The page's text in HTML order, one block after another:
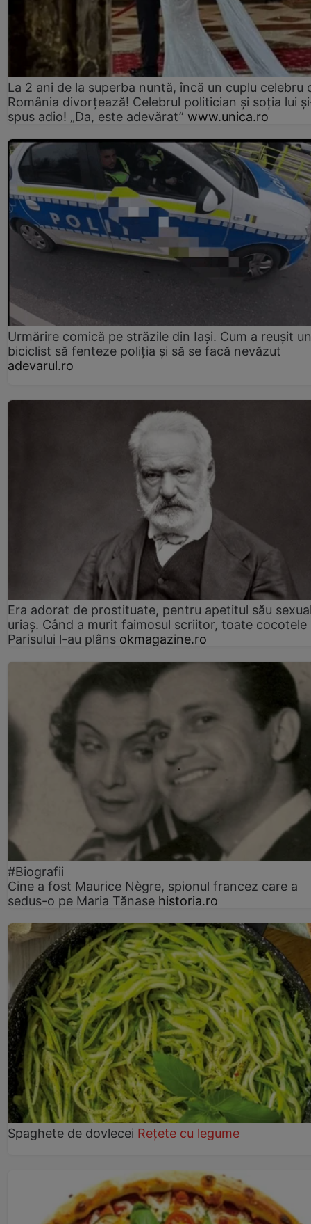
La 2 ani de la superba nuntă, încă un cuplu celebru
România divorțează! Celebrul politician și soția lui
spus adio! „Da, este adevărat” www.unica.ro
Urmărire comică pe străzile din Iași. Cum a reușit un
biciclist să fenteze poliția și să se facă nevăzut
adevarul.ro
Era adorat de prostituate, pentru apetitul său
uriaș. Când a murit faimosul scriitor, toate cocotele
Parisului l-au plâns okmagazine.ro
#Biografii
Cine a fost Maurice Nègre, spionul francez care a
sedus-o pe Maria Tănase historia.ro
Spaghete de dovlecei Rețete cu legume